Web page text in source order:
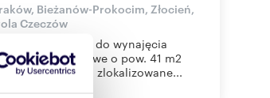
Bieżanów-Prokocim, Złocień,
Czeczów
zaoferować do wynajęcia
2-pokojowe o pow. 41 m2
drugim piętrze, zlokalizowane...